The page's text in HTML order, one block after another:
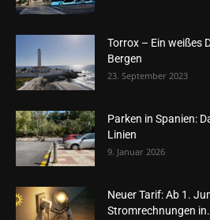
Torrox – Ein weißes
Bergen
23. September 2023
Parken in Spanien:
Linien
9. Januar 2026
Neuer Tarif: Ab 1.
Stromrechnungen